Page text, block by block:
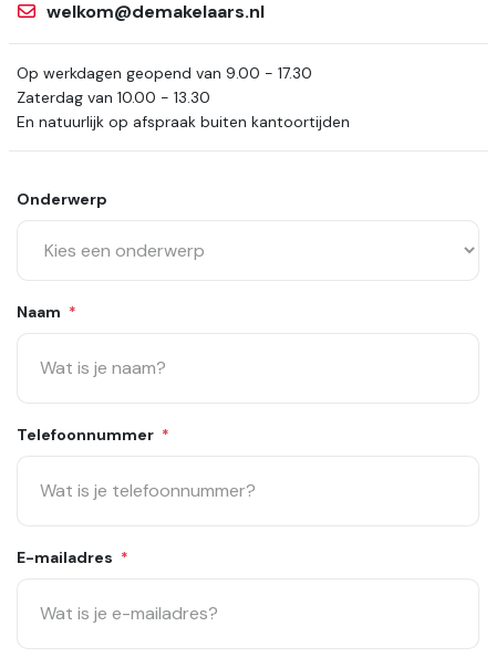
welkom@demakelaars.nl
Op werkdagen geopend van 9.00 - 17.30
Zaterdag van 10.00 - 13.30
En natuurlijk op afspraak buiten kantoortijden
Onderwerp
Naam *
Telefoonnummer *
E-mailadres *